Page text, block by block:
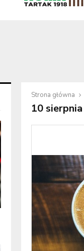
Strona główna
10 sierpnia